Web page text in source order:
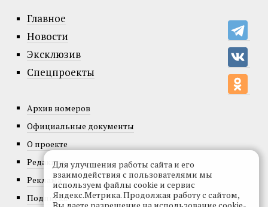
Главное
Новости
Эксклюзив
Спецпроекты
Архив номеров
Официальные документы
О проекте
Редакция
Реклама
Подписка
Для улучшения работы сайта и его
взаимодействия с пользователями мы
используем файлы cookie и сервис
Яндекс.Метрика. Продолжая работу с сайтом,